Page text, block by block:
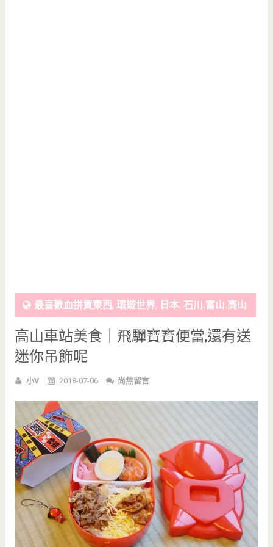
最喜歡血拼買東西, 環遊世界, 日本, 石川.富山.高山
高山車站美食｜飛驒寶寶便當,還有送
迷你吊飾呢
小V 2018-07-06 尚無留言